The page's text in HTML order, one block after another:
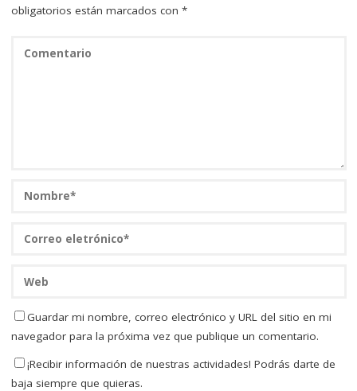
obligatorios están marcados con *
Guardar mi nombre, correo electrónico y URL del sitio en mi
navegador para la próxima vez que publique un comentario.
¡Recibir información de nuestras actividades! Podrás darte de
baja siempre que quieras.